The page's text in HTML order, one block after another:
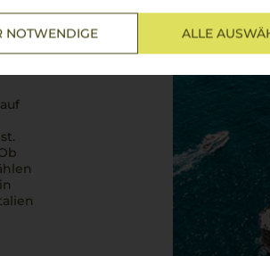
NOTWENDIGE ALLE